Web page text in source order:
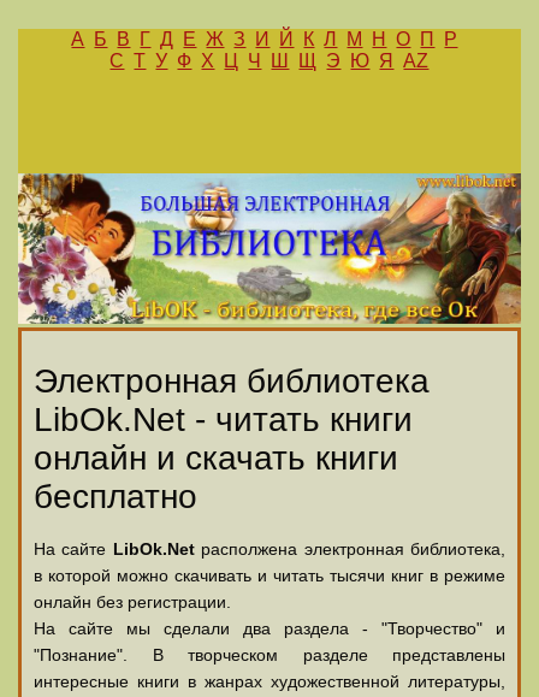
А Б В Г Д Е Ж З И Й К Л М Н О П
Р
С Т У Ф Х Ц Ч Ш Щ Э Ю Я AZ
Электронная библиотека
LibOk.Net - читать книги
онлайн и скачать книги
бесплатно
На сайте LibOk.Netрасполжена электронная библиотека,
в которой можно скачивать и читать тысячи книг в режиме
онлайн без регистрации.
На сайте мы сделали два раздела - "Творчество" и
"Познание". В творческом разделе представлены
интересные книги в жанрах художественной литературы,